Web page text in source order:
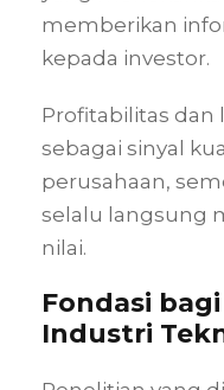
memberikan
kepada investor.
Profitabilitas dan
sebagai sinyal
perusahaan,
selalu langsung
nilai.
Fondasi
Industri